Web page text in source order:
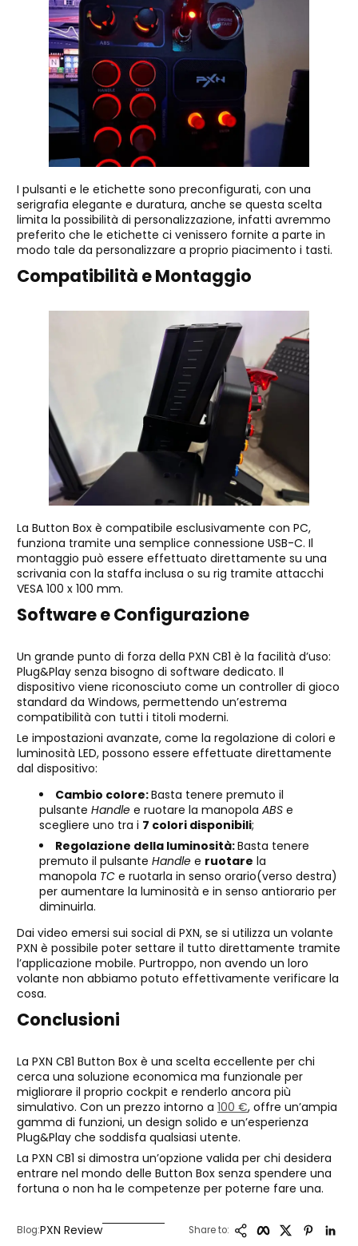
I pulsanti e le etichette sono preconfigurati, con una
serigrafia elegante e duratura, anche se questa scelta
limita la possibilità di personalizzazione, infatti avremmo
preferito che le etichette ci venissero fornite a parte in
modo tale da personalizzare a proprio piacimento i tasti.
Compatibilità e Montaggio
La Button Box è compatibile esclusivamente con PC,
funziona tramite una semplice connessione USB-C. Il
montaggio può essere effettuato direttamente su una
scrivania con la staffa inclusa o su rig tramite attacchi
VESA 100 x 100 mm.
Software e Configurazione
Un grande punto di forza della PXN CB1 è la facilità d’uso:
Plug&Play senza bisogno di software dedicato. Il
dispositivo viene riconosciuto come un controller di gioco
standard da Windows, permettendo un’estrema
compatibilità con tutti i titoli moderni.
Le impostazioni avanzate, come la regolazione di colori e
luminosità LED, possono essere effettuate direttamente
dal dispositivo:
Cambio colore:Basta tenere premuto il
pulsante Handle e ruotare la manopola ABS e
scegliere uno tra i 7 colori disponibili;
Regolazione della luminosità:Basta tenere
premuto il pulsante Handle e ruotare la
manopola TC e ruotarla in senso orario(verso destra)
per aumentare la luminosità e in senso antiorario per
diminuirla.
Dai video emersi sui social di PXN, se si utilizza un volante
PXN è possibile poter settare il tutto direttamente tramite
l’applicazione mobile. Purtroppo, non avendo un loro
volante non abbiamo potuto effettivamente verificare la
cosa.
Conclusioni
La PXN CB1 Button Box è una scelta eccellente per chi
cerca una soluzione economica ma funzionale per
migliorare il proprio cockpit e renderlo ancora più
simulativo. Con un prezzo intorno a 100 €, offre un’ampia
gamma di funzioni, un design solido e un’esperienza
Plug&Play che soddisfa qualsiasi utente.
La PXN CB1 si dimostra un’opzione valida per chi desidera
entrare nel mondo delle Button Box senza spendere una
fortuna o non ha le competenze per poterne fare una.
Blog:PXN Review Share to:
Copy LinkFacebook
Twitter